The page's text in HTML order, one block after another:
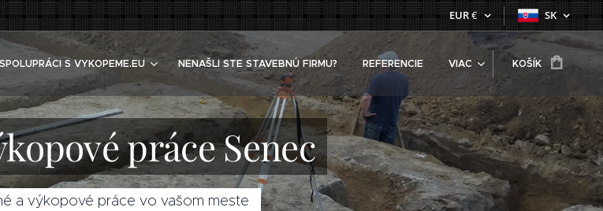
EUR€ SK
S VYKOPEME.EU NENAŠLI STE STAVEBNÚ FIRMU? REFERENCIE VIAC KOŠÍK
práce Senec
a výkopové práce vo vašom meste